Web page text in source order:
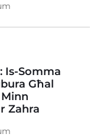
Is-Somma
Għal
Zahra